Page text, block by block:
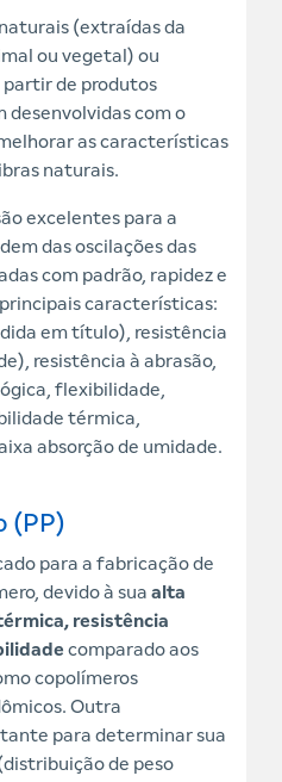
(extraídas da
ou vegetal) ou
de produtos
desenvolvidas com o
as características
naturais.
excelentes para a
das oscilações das
com padrão, rapidez e
características:
em título), resistência
resistência à abrasão,
flexibilidade,
térmica,
absorção de umidade.
(PP)
para a fabricação de
devido à sua alta
resistência
comparado aos
copolímeros
Outra
para determinar sua
de peso